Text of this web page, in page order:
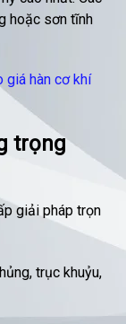
hoặc sơn tĩnh
giá hàn cơ khí
trọng
giải pháp trọn
trục khuỷu,